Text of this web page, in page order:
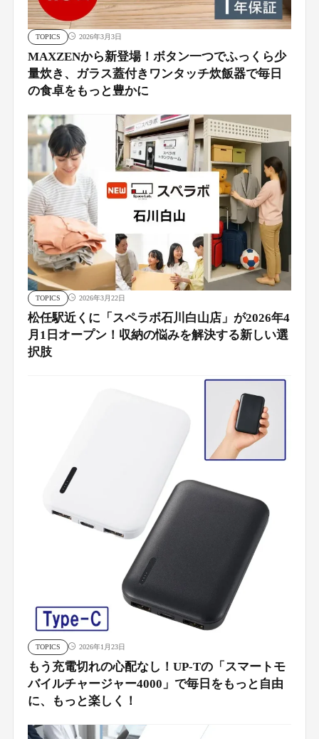
TOPICS 2026年3月3日
MAXZENから新登場！ボタン一つでふっくら少
量炊き、ガラス蓋付きワンタッチ炊飯器で毎日
の食卓をもっと豊かに
TOPICS 2026年3月22日
松任駅近くに「スペラボ石川白山店」が2026年4
月1日オープン！収納の悩みを解決する新しい選
択肢
TOPICS 2026年1月23日
もう充電切れの心配なし！UP-Tの「スマートモ
バイルチャージャー4000」で毎日をもっと自由
に、もっと楽しく！